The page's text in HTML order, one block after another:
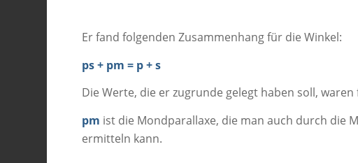
Er fand folgenden Zusammenhang für die Winkel:
ps + pm = p + s
Die Werte, die er zugrunde gelegt haben soll, waren
pm ist die Mondparallaxe, die man auch durch die
ermitteln kann.